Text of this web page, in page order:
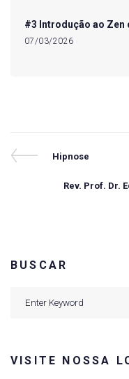
#3 Introdução ao Zen
07/03/2026
Navegação
Previous
Hipnose
Next
Rev. Prof. Dr.
BUSCAR
VISITE NOSSA